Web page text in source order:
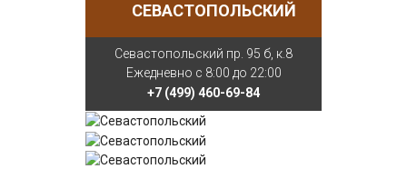
СЕВАСТОПОЛЬСКИЙ
Севастопольский пр. 95 б, к.8
Ежедневно с 8:00 до 22:00
+7 (499) 460-69-84